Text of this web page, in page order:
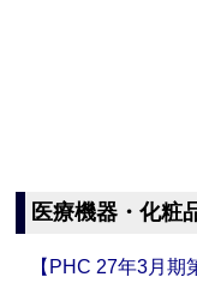
医療機器・化粧
【PHC 27年3月